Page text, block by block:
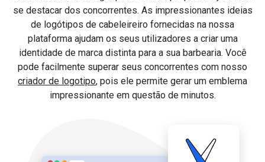
se destacar dos concorrentes. As impressionantes ideias
de logótipos de cabeleireiro fornecidas na nossa
plataforma ajudam os seus utilizadores a criar uma
identidade de marca distinta para a sua barbearia. Você
pode facilmente superar seus concorrentes com nosso
criador de logotipo, pois ele permite gerar um emblema
impressionante em questão de minutos.